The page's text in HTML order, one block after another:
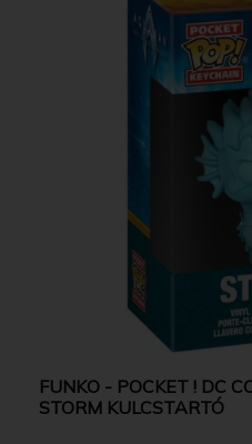
FUNKO - POCKET ! DC
STORM KULCSTARTÓ